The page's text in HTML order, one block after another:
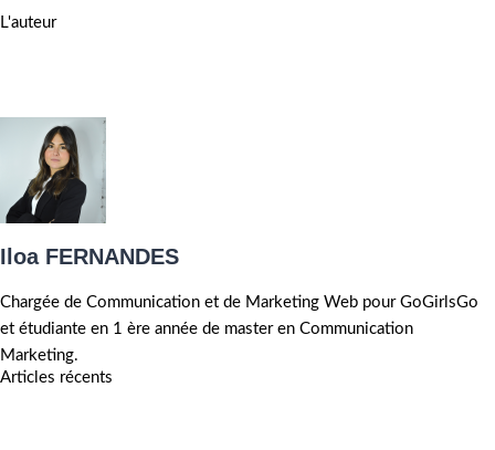
L'auteur
Iloa FERNANDES
Chargée de Communication et de Marketing Web pour GoGirlsGo
et étudiante en 1 ère année de master en Communication
Marketing.
Articles récents